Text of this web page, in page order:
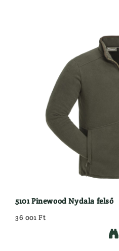
5101 Pinewood Nydala felső
36 001 Ft
